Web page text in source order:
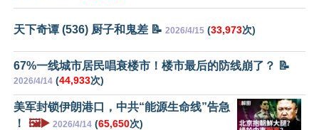
天下奇谭 (536) 厨子和鬼差 📝 2026/4/15 (33,973次)
67%一线城市居民唱衰楼市！楼市最后的防线崩了？ 📝
2026/4/14 (44,933次)
美军封锁伊朗港口，中共“能源生命线”告急
！
🖼️▶️ 2026/4/14 (65,650次)